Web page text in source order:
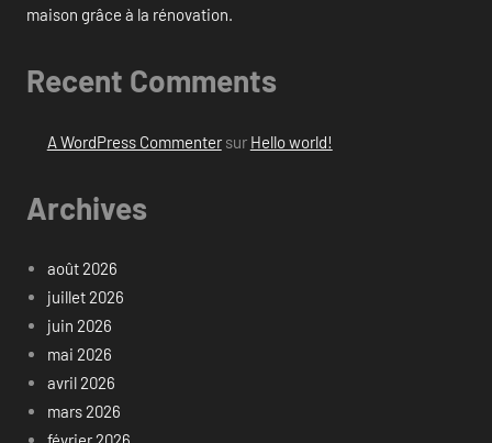
maison grâce à la rénovation.
Recent Comments
A WordPress Commentersur Hello world!
Archives
août 2026
juillet 2026
juin 2026
mai 2026
avril 2026
mars 2026